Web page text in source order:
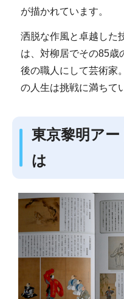
が描かれています。
洒脱な作風と卓越した
は、対柳居でその85歳
後の職人にして芸術家
の人生は挑戦に満ちて
東京黎明ア
は